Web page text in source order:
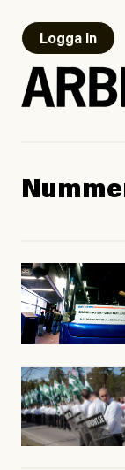
Logga in